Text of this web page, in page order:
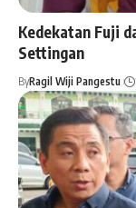
Kedekatan Fuji
Settingan
ByRagil Wiji Pangestu